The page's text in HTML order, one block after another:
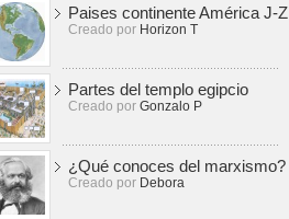
Paises continente América J-Z
Creado por Horizon T
Partes del templo egipcio
Creado por Gonzalo P
¿Qué conoces del marxismo?
Creado por Debora